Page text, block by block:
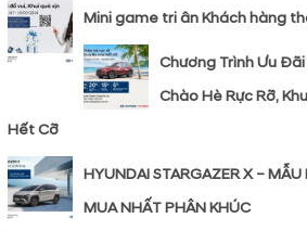
Mini game tri ân Khách hàng
Chương Trình Ưu Đãi
Chào Hè Rực Rỡ,
Hết Cỡ
HYUNDAI STARGAZER X –
MUA NHẤT PHÂN KHÚC